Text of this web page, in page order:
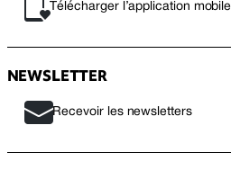
Télécharger l’application mobile
NEWSLETTER
Recevoir les newsletters